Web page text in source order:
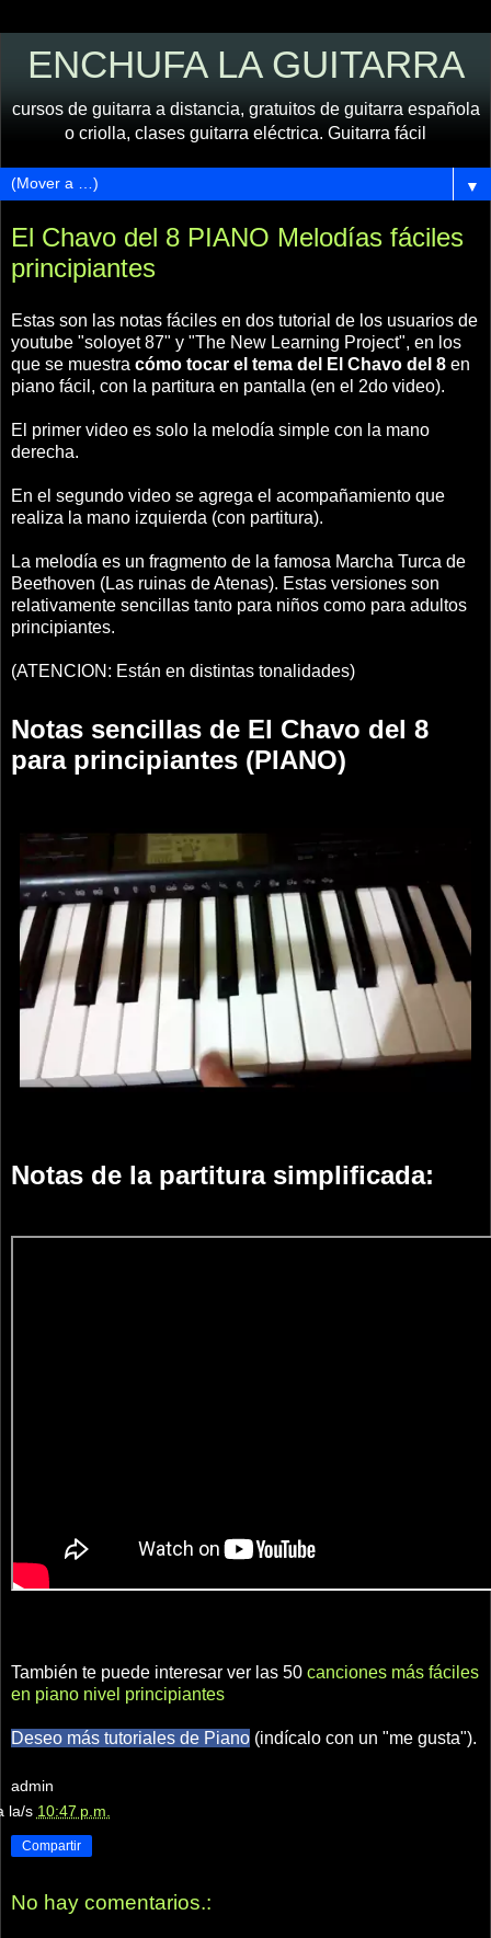
ENCHUFA LA GUITARRA
cursos de guitarra a distancia, gratuitos de guitarra española
o criolla, clases guitarra eléctrica. Guitarra fácil
▼
El Chavo del 8 PIANO Melodías fáciles
principiantes
Estas son las notas fáciles en dos tutorial de los usuarios de
youtube "soloyet 87" y "The New Learning Project", en los
que se muestra cómo tocar el tema del El Chavo del 8 en
piano fácil, con la partitura en pantalla (en el 2do video).
El primer video es solo la melodía simple con la mano
derecha.
En el segundo video se agrega el acompañamiento que
realiza la mano izquierda (con partitura).
La melodía es un fragmento de la famosa Marcha Turca de
Beethoven (Las ruinas de Atenas). Estas versiones son
relativamente sencillas tanto para niños como para adultos
principiantes.
(ATENCION: Están en distintas tonalidades)
Notas sencillas de El Chavo del 8
para principiantes (PIANO)
Notas de la partitura simplificada:
También te puede interesar ver las 50 canciones más fáciles
en piano nivel principiantes
Deseo más tutoriales de Piano (indícalo con un "me gusta").
admin
la/s 10:47 p.m.
Compartir
No hay comentarios.: